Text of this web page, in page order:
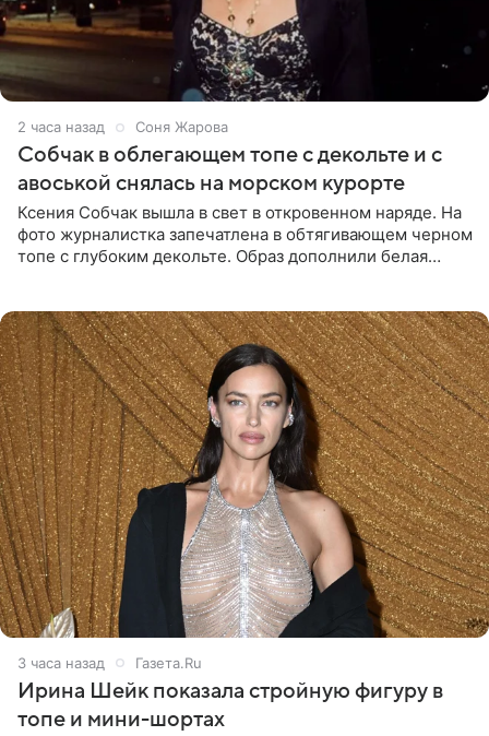
2 часа назад Соня Жарова
Собчак в облегающем топе с декольте и с
авоськой снялась на морском курорте
Ксения Собчак вышла в свет в откровенном наряде. На
фото журналистка запечатлена в обтягивающем черном
топе с глубоким декольте. Образ дополнили белая
3 часа назад Газета.Ru
Ирина Шейк показала стройную фигуру в
топе и мини-шортах